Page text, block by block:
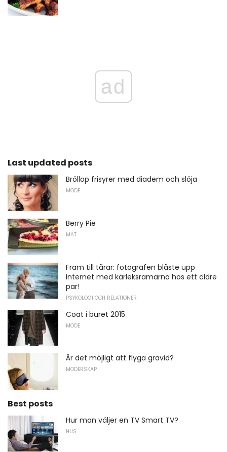
ad
Last updated posts
Bröllop frisyrer med diadem och slöja
MODE
Berry Pie
MAT
Fram till tårar: fotografen blåste upp
Internet med kärleksramarna hos ett äldre
par!
PSYKOLOGI OCH RELATIONER
Coat i buret 2015
MODE
Är det möjligt att flyga gravid?
MODERSKAP
Best posts
Hur man väljer en TV Smart TV?
HUS